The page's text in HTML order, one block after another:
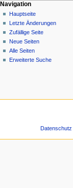
Navigation
Hauptseite
Letzte Änderungen
Zufällige Seite
Neue Seiten
Alle Seiten
Erweiterte Suche
Datenschutz